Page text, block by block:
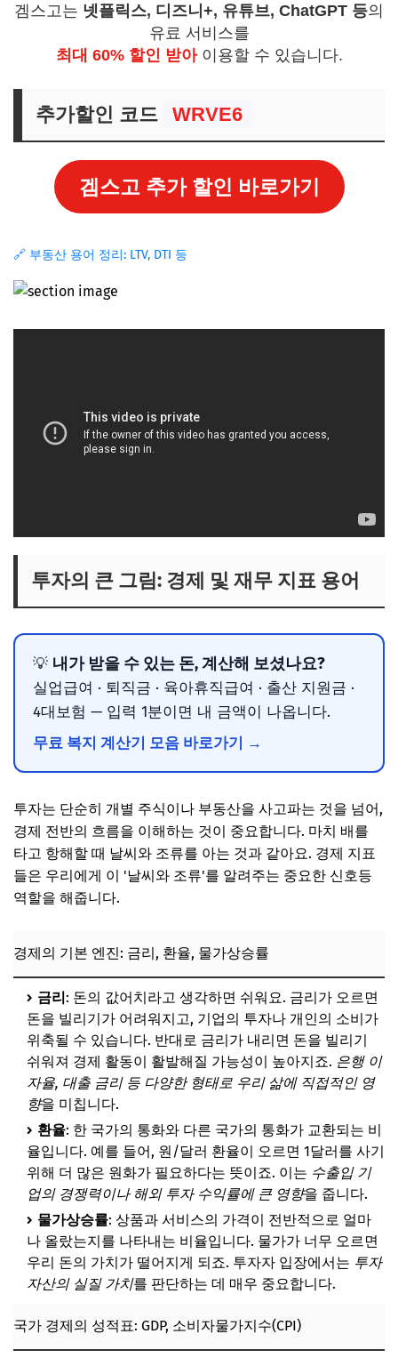
겜스고는 넷플릭스, 디즈니+, 유튜브, ChatGPT 등의
유료 서비스를
최대 60% 할인 받아이용할 수 있습니다.
추가할인 코드 WRVE6
겜스고 추가 할인 바로가기
🔗 부동산 용어 정리: LTV, DTI 등
투자의 큰 그림: 경제 및 재무 지표 용어
💡 내가 받을 수 있는 돈, 계산해 보셨나요?
실업급여 · 퇴직금 · 육아휴직급여 · 출산 지원금 ·
4대보험 — 입력 1분이면 내 금액이 나옵니다.
무료 복지 계산기 모음 바로가기 →
투자는 단순히 개별 주식이나 부동산을 사고파는 것을 넘어,
경제 전반의 흐름을 이해하는 것이 중요합니다. 마치 배를
타고 항해할 때 날씨와 조류를 아는 것과 같아요. 경제 지표
들은 우리에게 이 '날씨와 조류'를 알려주는 중요한 신호등
역할을 해줍니다.
경제의 기본 엔진: 금리, 환율, 물가상승률
금리: 돈의 값어치라고 생각하면 쉬워요. 금리가 오르면
돈을 빌리기가 어려워지고, 기업의 투자나 개인의 소비가
위축될 수 있습니다. 반대로 금리가 내리면 돈을 빌리기
쉬워져 경제 활동이 활발해질 가능성이 높아지죠. 은행 이
자율, 대출 금리 등 다양한 형태로 우리 삶에 직접적인 영
향을 미칩니다.
환율: 한 국가의 통화와 다른 국가의 통화가 교환되는 비
율입니다. 예를 들어, 원/달러 환율이 오르면 1달러를 사기
위해 더 많은 원화가 필요하다는 뜻이죠. 이는 수출입 기
업의 경쟁력이나 해외 투자 수익률에 큰 영향을 줍니다.
물가상승률: 상품과 서비스의 가격이 전반적으로 얼마
나 올랐는지를 나타내는 비율입니다. 물가가 너무 오르면
우리 돈의 가치가 떨어지게 되죠. 투자자 입장에서는 투자
자산의 실질 가치를 판단하는 데 매우 중요합니다.
국가 경제의 성적표: GDP, 소비자물가지수(CPI)